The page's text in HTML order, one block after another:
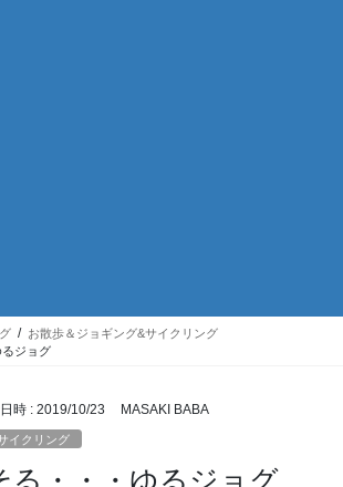
お散歩＆ジョギング&サイクリング
ジョグ
時 : 2019/10/23 MASAKI BABA
イクリング
る・・・ゆるジョグ